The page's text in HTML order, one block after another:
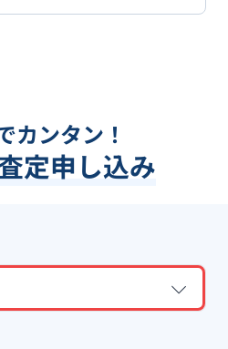
カンタン！
定申し込み